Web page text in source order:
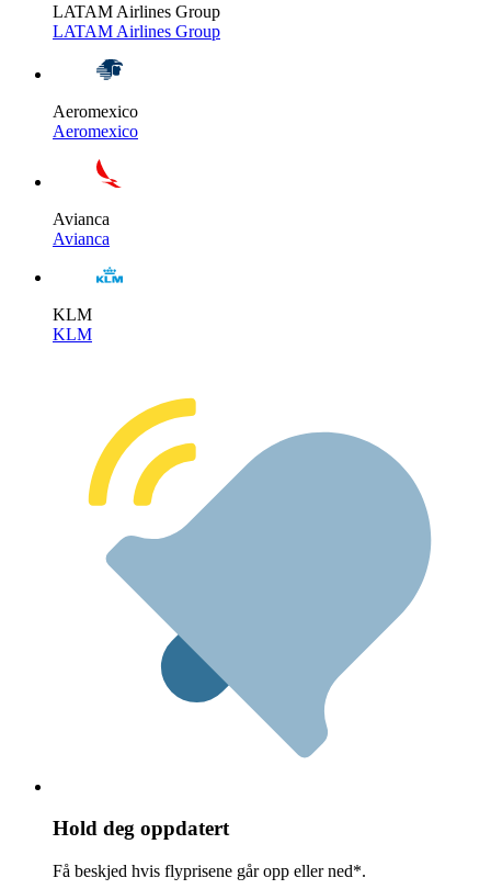
LATAM Airlines Group
LATAM Airlines Group
Aeromexico
Aeromexico
Avianca
Avianca
KLM
KLM
Hold deg oppdatert
Få beskjed hvis flyprisene går opp eller ned*.